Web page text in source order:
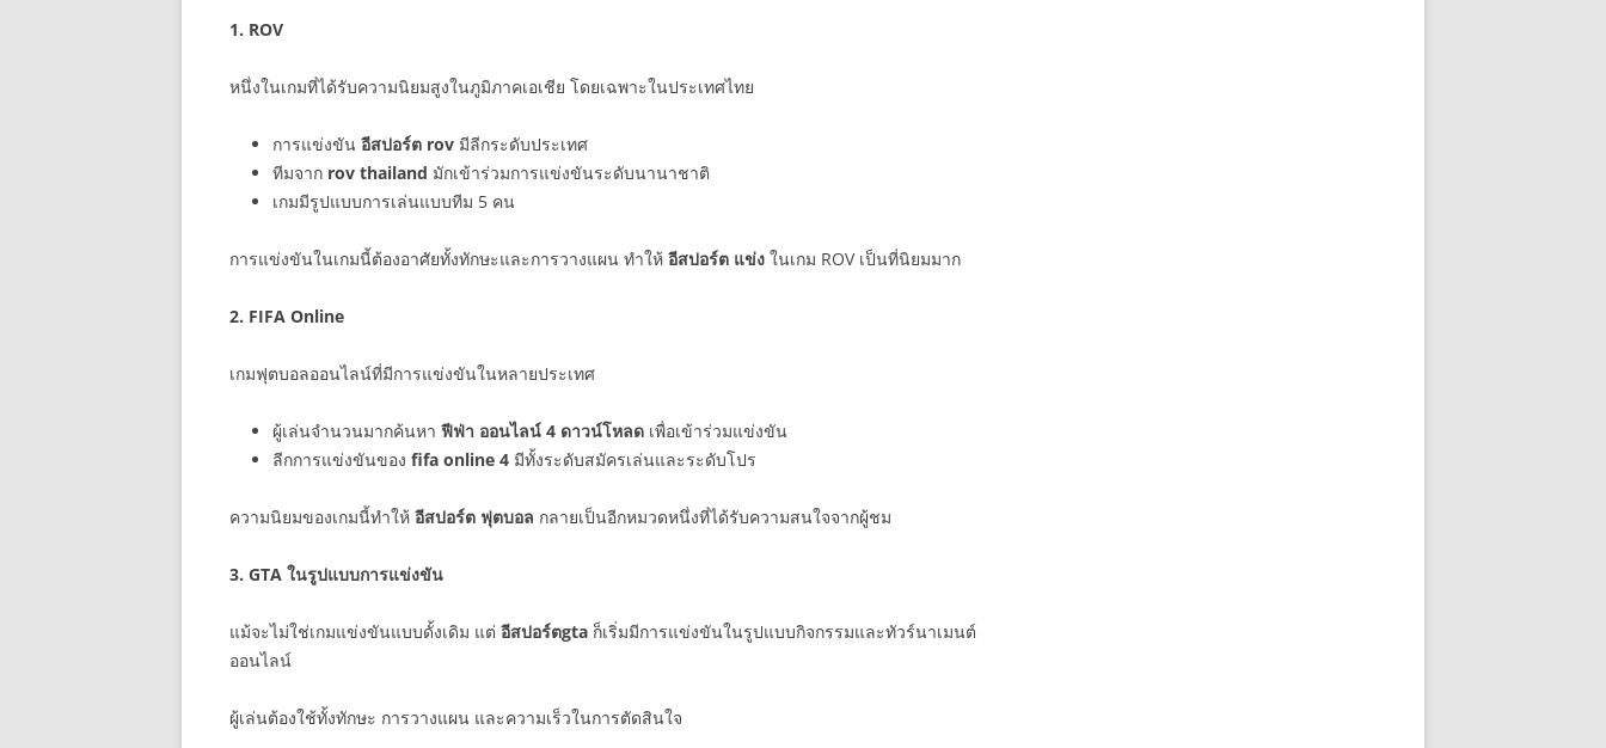
1. ROV
หนึ่งในเกมที่ได้รับความนิยมสูงในภูมิภาคเอเชีย โดยเฉพาะในประเทศไทย
การแข่งขัน อีสปอร์ต rov มีลีกระดับประเทศ
ทีมจาก rov thailand มักเข้าร่วมการแข่งขันระดับนานาชาติ
เกมมีรูปแบบการเล่นแบบทีม 5 คน
การแข่งขันในเกมนี้ต้องอาศัยทั้งทักษะและการวางแผน ทำให้ อีสปอร์ต แข่ง ในเกม ROV เป็นที่นิยมมาก
2. FIFA Online
เกมฟุตบอลออนไลน์ที่มีการแข่งขันในหลายประเทศ
ผู้เล่นจำนวนมากค้นหา ฟีฟ่า ออนไลน์ 4 ดาวน์โหลด เพื่อเข้าร่วมแข่งขัน
ลีกการแข่งขันของ fifa online 4 มีทั้งระดับสมัครเล่นและระดับโปร
ความนิยมของเกมนี้ทำให้ อีสปอร์ต ฟุตบอล กลายเป็นอีกหมวดหนึ่งที่ได้รับความสนใจจากผู้ชม
3. GTA ในรูปแบบการแข่งขัน
แม้จะไม่ใช่เกมแข่งขันแบบดั้งเดิม แต่ อีสปอร์ตgta ก็เริ่มมีการแข่งขันในรูปแบบกิจกรรมและทัวร์นาเมนต์
ออนไลน์
ผู้เล่นต้องใช้ทั้งทักษะ การวางแผน และความเร็วในการตัดสินใจ